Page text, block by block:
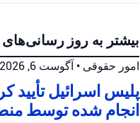
بیشتر به روز
امور حقوقی • آگوست 6, 2026 at 6:26 ب.ظ
پلیس اسرائیل
انجام شده توسط